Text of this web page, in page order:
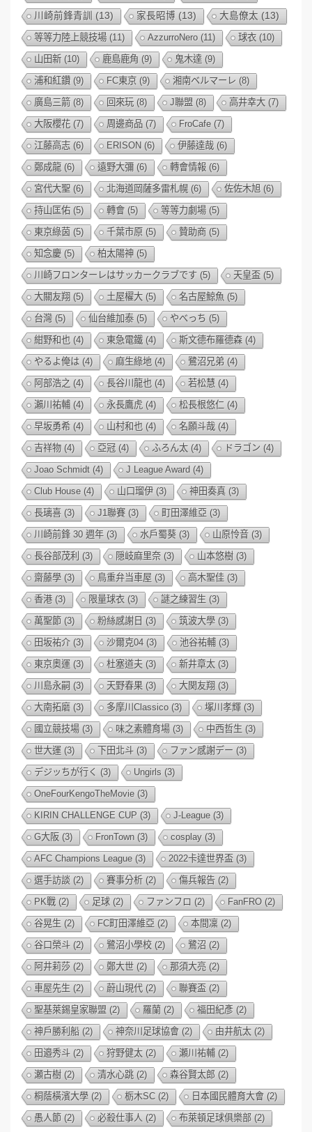
川崎前鋒青訓 (13) 家長昭博 (13) 大島僚太 (13)
等等力陸上競技場 (11) AzzurroNero (11) 球衣 (10)
山田新 (10) 鹿島鹿角 (9) 鬼木達 (9)
浦和紅鑽 (9) FC東京 (9) 湘南ベルマーレ (8)
廣島三箭 (8) 回來玩 (8) J聯盟 (8) 高井幸大 (7)
大阪櫻花 (7) 周邊商品 (7) FroCafe (7)
江藤高志 (6) ERISON (6) 伊藤達哉 (6)
鄭成龍 (6) 遠野大彌 (6) 轉會情報 (6)
宮代大聖 (6) 北海道岡薩多雷札幌 (6) 佐佐木旭 (6)
持山匡佑 (5) 轉會 (5) 等等力劇場 (5)
東京綠茵 (5) 千葉市原 (5) 贊助商 (5)
知念慶 (5) 柏太陽神 (5)
川崎フロンターレはサッカークラブです (5) 天皇盃 (5)
大關友翔 (5) 土屋櫂大 (5) 名古屋鯨魚 (5)
台灣 (5) 仙台維加泰 (5) やべっち (5)
紺野和也 (4) 東急電鐵 (4) 斯文德布羅德森 (4)
やるよ俺は (4) 麻生綠地 (4) 鷺沼兄弟 (4)
阿部浩之 (4) 長谷川龍也 (4) 若松慧 (4)
瀨川祐輔 (4) 永長鷹虎 (4) 松長根悠仁 (4)
早坂勇希 (4) 山村和也 (4) 名願斗哉 (4)
吉祥物 (4) 亞冠 (4) ふろん太 (4) ドラゴン (4)
Joao Schmidt (4) J League Award (4)
Club House (4) 山口瑠伊 (3) 神田奏真 (3)
長璃喜 (3) J1聯賽 (3) 町田澤維亞 (3)
川崎前鋒 30 週年 (3) 水戶蜀葵 (3) 山原怜音 (3)
長谷部茂利 (3) 隠岐麻里奈 (3) 山本悠樹 (3)
齋藤學 (3) 鳥重弁当車屋 (3) 高木聖佳 (3)
香港 (3) 限量球衣 (3) 謎之練習生 (3)
萬聖節 (3) 粉絲感謝日 (3) 筑波大學 (3)
田坂祐介 (3) 沙爾克04 (3) 池谷祐輔 (3)
東京奧運 (3) 杜塞道夫 (3) 新井章太 (3)
川島永嗣 (3) 天野春果 (3) 大関友翔 (3)
大南拓磨 (3) 多摩川Classico (3) 塚川孝輝 (3)
國立競技場 (3) 味之素體育場 (3) 中西哲生 (3)
世大運 (3) 下田北斗 (3) ファン感謝デー (3)
デジッちが行く (3) Ungirls (3)
OneFourKengoTheMovie (3)
KIRIN CHALLENGE CUP (3) J-League (3)
G大阪 (3) FronTown (3) cosplay (3)
AFC Champions League (3) 2022卡達世界盃 (3)
選手訪談 (2) 賽事分析 (2) 傷兵報告 (2)
PK戰 (2) 足球 (2) ファンフロ (2) FanFRO (2)
谷晃生 (2) FC町田澤維亞 (2) 本間凜 (2)
谷口榮斗 (2) 鷺沼小學校 (2) 鷺沼 (2)
阿井莉莎 (2) 鄭大世 (2) 那須大亮 (2)
車屋先生 (2) 蔚山現代 (2) 聯賽盃 (2)
聖基萊錫皇家聯盟 (2) 羅蘭 (2) 福田紀彥 (2)
神戶勝利船 (2) 神奈川足球協會 (2) 由井航太 (2)
田邉秀斗 (2) 狩野健太 (2) 瀬川祐輔 (2)
瀬古樹 (2) 清水心跳 (2) 森谷賢太郎 (2)
桐蔭橫濱大學 (2) 栃木SC (2) 日本國民體育大會 (2)
愚人節 (2) 必殺仕事人 (2) 布萊頓足球俱樂部 (2)